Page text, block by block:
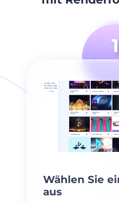
Wählen Sie
aus